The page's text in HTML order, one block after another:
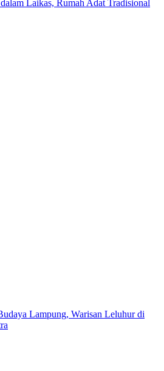
Laikas, Rumah Adat Tradisional
Lampung, Warisan Leluhur di